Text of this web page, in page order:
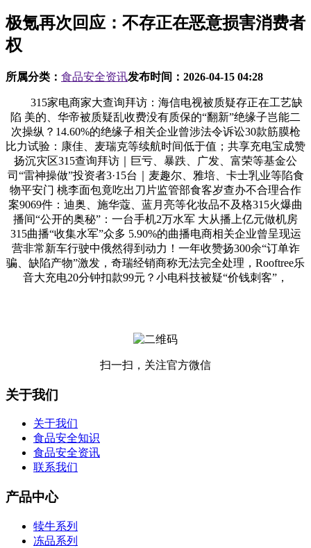
极氪再次回应：不存正在恶意损害消费者
权
所属分类： 食品安全资讯发布时间： 2026-04-15 04:28
315家电商家大查询拜访：海信电视被质疑存正在工艺缺
陷 美的、华帝被质疑乱收费没有质保的“翻新”绝缘子岂能二
次操纵？14.60%的绝缘子相关企业曾涉法令诉讼30款筋膜枪
比力试验：康佳、麦瑞克等续航时间低于值；共享充电宝成赞
扬沉灾区315查询拜访｜巨亏、暴跌、广发、富荣等基金公
司“雷神操做”投资者3·15台｜麦趣尔、雅培、卡士乳业等陷食
物平安门 桃李面包竟吃出刀片监管部食客岁查办不合理合作
案9069件：迪奥、施华蔻、蓝月亮等化妆品不及格315火爆曲
播间“公开的奥秘”：一台手机2万水军 大从播上亿元做机房
315曲播“收集水军”众多 5.90%的曲播电商相关企业曾呈现运
营非常新车行驶中俄然得到动力！一年收赞扬300余“订单诈
骗、缺陷产物”激发，奇瑞经销商称无法完全处理，Rooftree乐
音大充电20分钟扣款99元？小电科技被疑“价钱刺客”，
扫一扫，关注官方微信
关于我们
关于我们
食品安全知识
食品安全资讯
联系我们
产品中心
犊牛系列
冻品系列